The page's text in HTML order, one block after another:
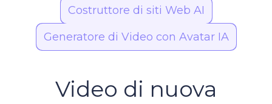
Costruttore di siti Web AI
Generatore di Video con Avatar IA
Video di nuova